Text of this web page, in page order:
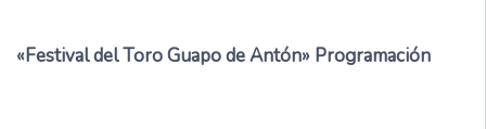
«Festival del Toro Guapo de Antón» Programación